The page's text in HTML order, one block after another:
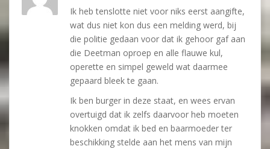
Ik heb tenslotte niet voor niks eerst aangifte,
wat dus niet kon dus een melding werd, bij
die politie gedaan voor dat ik gehoor gaf aan
die Deetman oproep en alle flauwe kul,
operette en simpel geweld wat daarmee
gepaard bleek te gaan.
Ik ben burger in deze staat, en wees ervan
overtuigd dat ik zelfs daarvoor heb moeten
knokken omdat ik bed en baarmoeder ter
beschikking stelde aan het mens van mijn